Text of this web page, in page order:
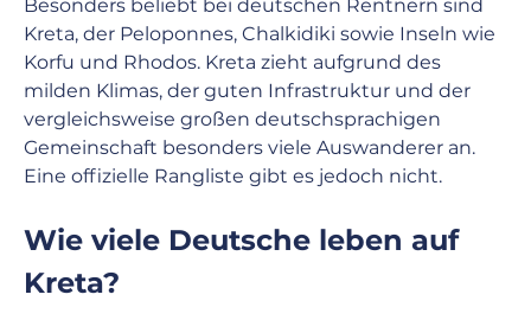
Besonders beliebt bei deutschen Rentnern sind
Kreta, der Peloponnes, Chalkidiki sowie Inseln wie
Korfu und Rhodos. Kreta zieht aufgrund des
milden Klimas, der guten Infrastruktur und der
vergleichsweise großen deutschsprachigen
Gemeinschaft besonders viele Auswanderer an.
Eine offizielle Rangliste gibt es jedoch nicht.
Wie viele Deutsche leben auf
Kreta?